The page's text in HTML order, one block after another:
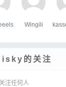
Wingili
的关注
注任何人